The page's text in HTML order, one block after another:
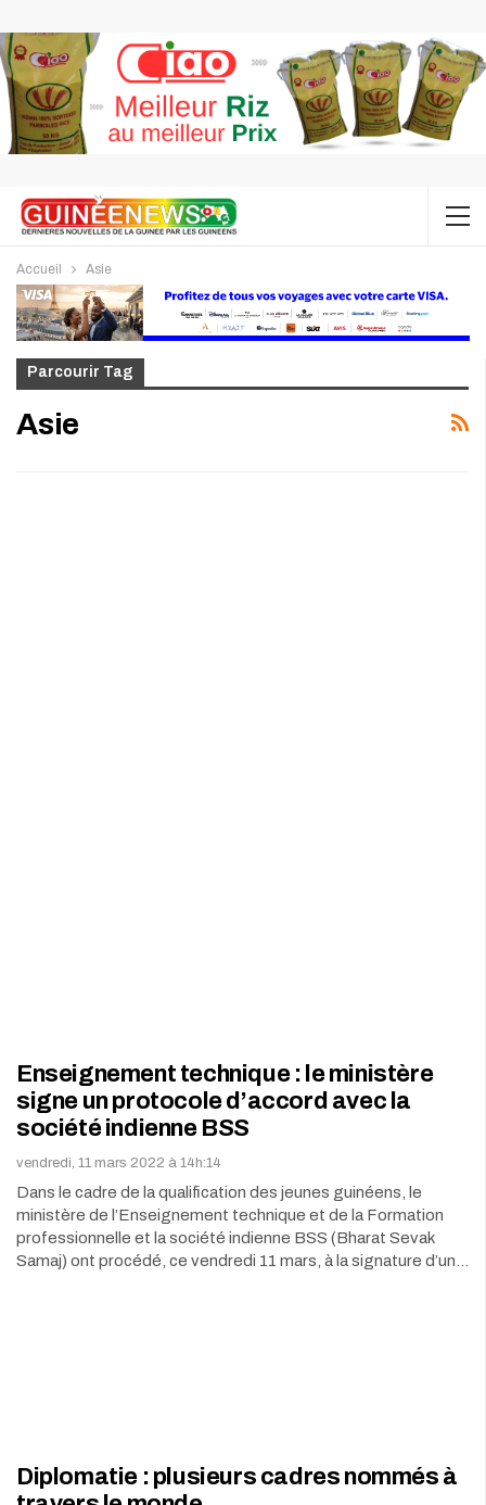
Accueil Asie
Parcourir Tag
Asie
Enseignement technique : le ministère
signe un protocole d’accord avec la
société indienne BSS
vendredi, 11 mars 2022 à 14h:14
Dans le cadre de la qualification des jeunes guinéens, le
ministère de l’Enseignement technique et de la Formation
professionnelle et la société indienne BSS (Bharat Sevak
Samaj) ont procédé, ce vendredi 11 mars, à la signature d’un…
Diplomatie : plusieurs cadres nommés à